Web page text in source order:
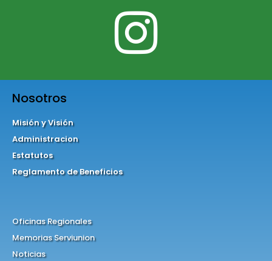
Nosotros
Misión y Visión
Administracion
Estatutos
Reglamento de Beneficios
Oficinas Regionales
Memorias Serviunion
Noticias